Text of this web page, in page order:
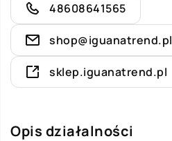
48608641565
shop@iguanatrend.pl
sklep.iguanatrend.pl
Opis działalności